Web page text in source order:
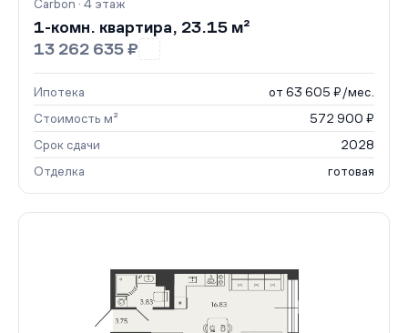
Carbon · 4 этаж
1-комн. квартира, 23.15 м²
13 262 635 ₽
Ипотека
от 63 605 ₽/мес.
Стоимость м²
572 900 ₽
Срок сдачи
2028
Отделка
готовая